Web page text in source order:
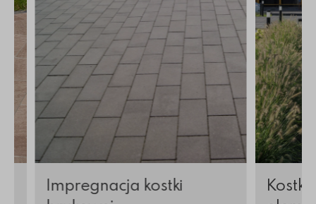
Impregnacja kostki